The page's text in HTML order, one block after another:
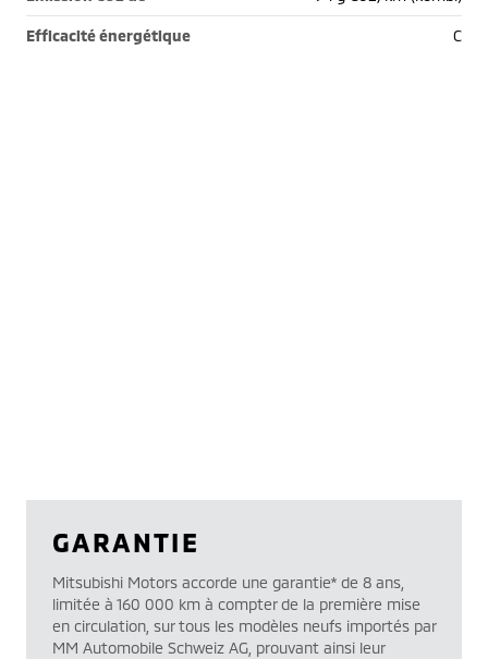
Efficacité énergétique C
GARANTIE
Mitsubishi Motors accorde une garantie* de 8 ans,
limitée à 160 000 km à compter de la première mise
en circulation, sur tous les modèles neufs importés par
MM Automobile Schweiz AG, prouvant ainsi leur